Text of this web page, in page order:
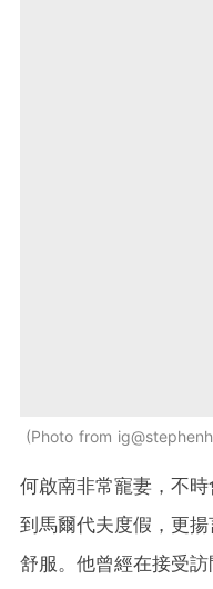
Photo from
何啟南非常寵妻，不
到馬爾代夫度假，更
舒服。他曾經在接受